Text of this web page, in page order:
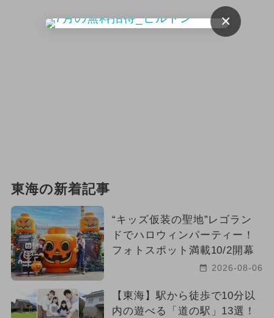
東海の新着記事
“キッズ仮装の聖地”レゴラン
ドでハロウィンパーティー！
フォトスポット満載10/2開幕
2026-08-06
【東海】駅から徒歩で10分以
内の遊べる「道の駅」13選！
×